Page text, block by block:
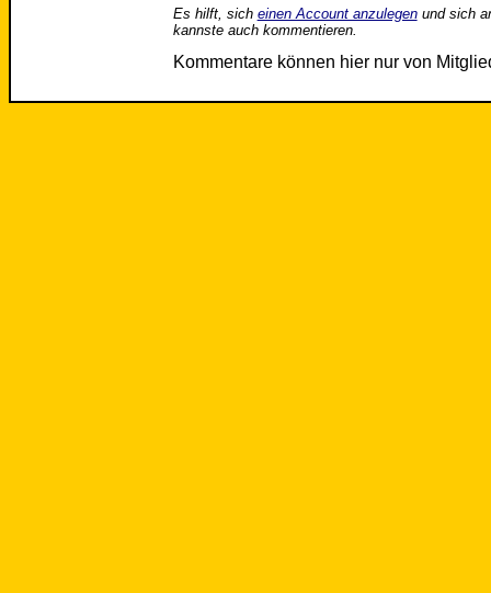
Es hilft, sich einen Account anzulegenund sich
kannste auch kommentieren.
Kommentare können hier nur von